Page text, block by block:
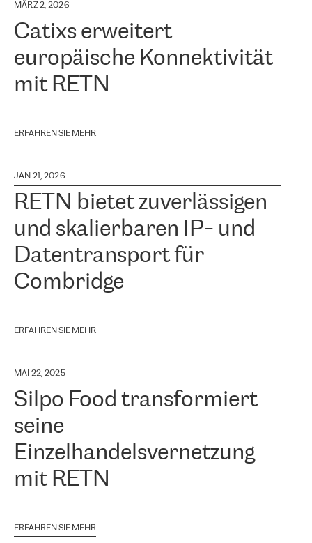
MÄRZ 2, 2026
Catixs erweitert
europäische Konnektivität
mit RETN
ERFAHREN SIE MEHR
JAN 21, 2026
RETN bietet zuverlässigen
und skalierbaren IP- und
Datentransport für
Combridge
ERFAHREN SIE MEHR
MAI 22, 2025
Silpo Food transformiert
seine
Einzelhandelsvernetzung
mit RETN
ERFAHREN SIE MEHR